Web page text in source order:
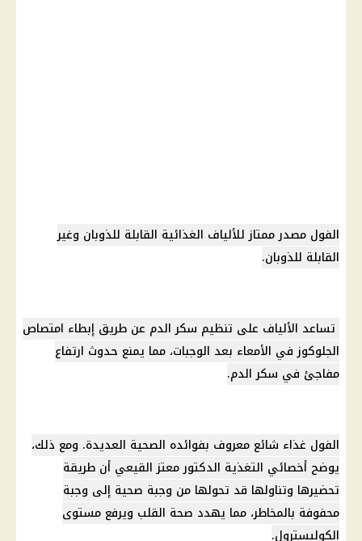
الفول مصدر ممتاز للألياف الغذائية القابلة للذوبان وغير
القابلة للذوبان.
تساعد الألياف على تنظيم سكر الدم عن طريق إبطاء امتصاص
الجلوكوز في الأمعاء بعد الوجبات، مما يمنع حدوث ارتفاع
مفاجئ في سكر الدم.
الفول غذاء شائع معروف بفوائده الصحية العديدة. ومع ذلك،
يوضح أخصائي التغذية الدكتور معتز القيعي أن طريقة
تحضيرها وتناولها قد تحولها من وجبة صحية إلى وجبة
محفوفة بالمخاطر، مما يهدد صحة القلب ويرفع مستوى
الكوليسترول.